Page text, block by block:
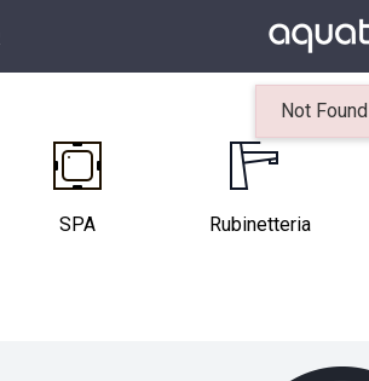
SPA Rubinetteria
Not Found